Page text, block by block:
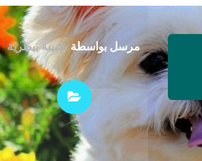
مرسل بواسطة طبيبة بيطرية